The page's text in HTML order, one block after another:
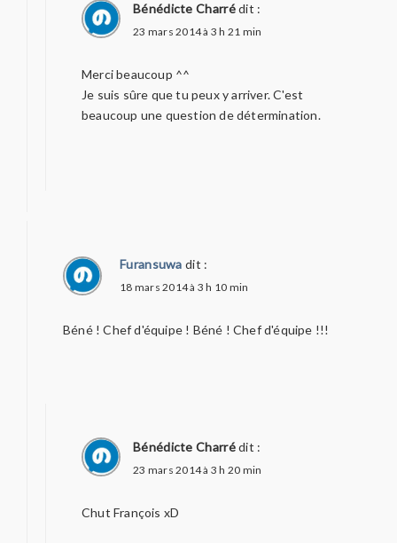
Bénédicte Charrédit :
23 mars 2014 à 3 h 21 min
Merci beaucoup ^^
Je suis sûre que tu peux y arriver. C'est
beaucoup une question de détermination.
Furansuwa dit :
18 mars 2014 à 3 h 10 min
Béné ! Chef d'équipe ! Béné ! Chef d'équipe !!!
Bénédicte Charrédit :
23 mars 2014 à 3 h 20 min
Chut François xD